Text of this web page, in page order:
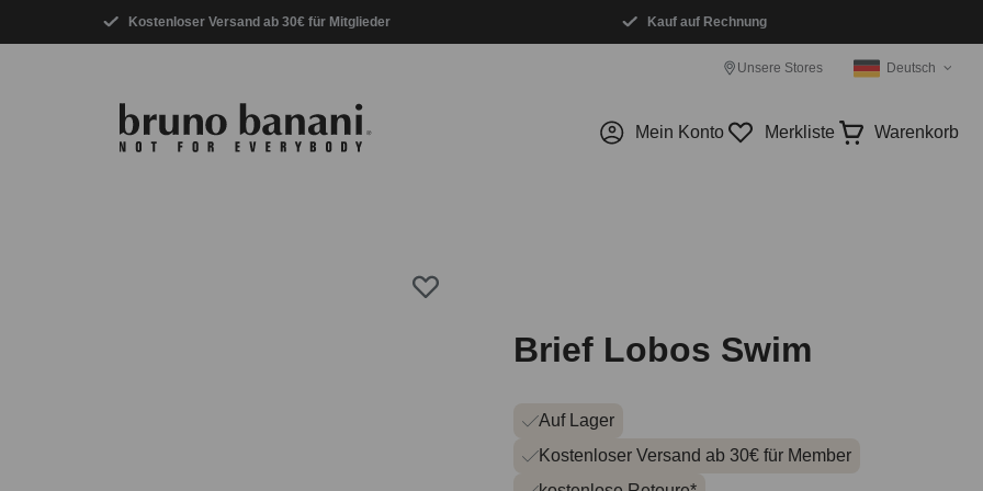
Kostenloser Versand ab 30€ für Mitglieder Kauf auf Rechnung
Unsere Stores Deutsch
Mein Konto Merkliste Warenkorb
Brief Lobos Swim
Auf Lager
Kostenloser Versand ab 30€ für Member